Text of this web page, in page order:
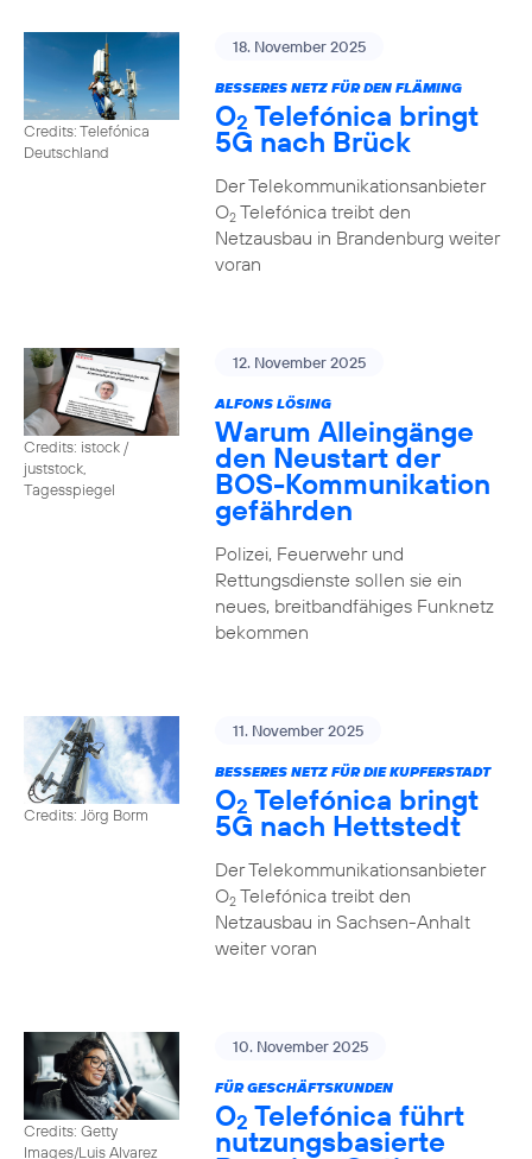
Credits: Telefónica
Deutschland
18. November 2025
BESSERES NETZ FÜR DEN FLÄMING
O2 Telefónica bringt
5G nach Brück
Der Telekommunikationsanbieter
O2Telefónica treibt den
Netzausbau in Brandenburg weiter
voran
Credits: istock /
juststock,
Tagesspiegel
12. November 2025
ALFONS LÖSING
Warum Alleingänge
den Neustart der
BOS-Kommunikation
gefährden
Polizei, Feuerwehr und
Rettungsdienste sollen sie ein
neues, breitbandfähiges Funknetz
bekommen
Credits: Jörg Borm
11. November 2025
BESSERES NETZ FÜR DIE KUPFERSTADT
O2 Telefónica bringt
5G nach Hettstedt
Der Telekommunikationsanbieter
O2Telefónica treibt den
Netzausbau in Sachsen-Anhalt
weiter voran
Credits: Getty
Images/Luis Alvarez
10. November 2025
FÜR GESCHÄFTSKUNDEN
O2 Telefónica führt
nutzungs­basierte